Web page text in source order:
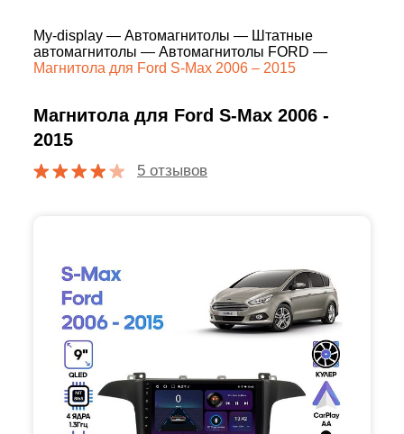
My-display — Автомагнитолы — Штатные
автомагнитолы — Автомагнитолы FORD —
Магнитола для Ford S-Max 2006 – 2015
Магнитола для Ford S-Max 2006 -
2015
5 отзывов